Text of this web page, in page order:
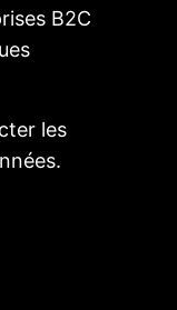
B2C
les